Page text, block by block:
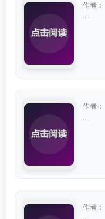
作者：
作者：
作者：